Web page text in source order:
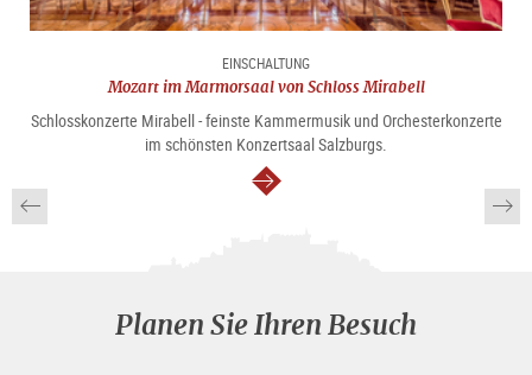
EINSCHALTUNG
Mozart im Marmorsaal von Schloss Mirabell
Schlosskonzerte Mirabell - feinste Kammermusik und Orchesterkonzerte
im schönsten Konzertsaal Salzburgs.
weiter
Planen Sie Ihren Besuch